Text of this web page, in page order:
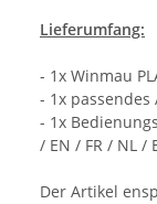
Lieferumfang:
- 1x Winmau
- 1x passendes
- 1x
/ EN / FR / NL /
Der Artikel